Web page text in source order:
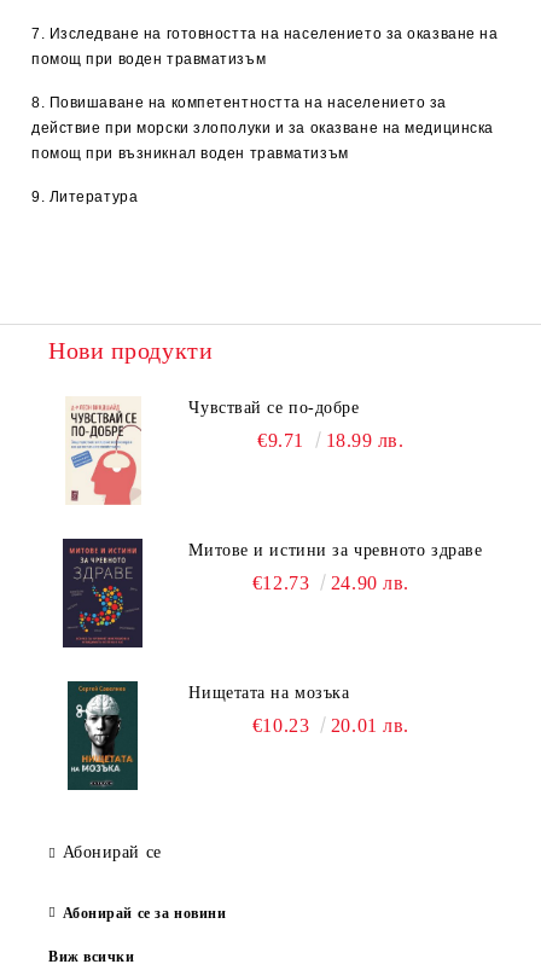
7. Изследване на готовността на населението за оказване на
помощ при воден травматизъм
8. Повишаване на компетентността на населението за
действие при морски злополуки и за оказване на медицинска
помощ при възникнал воден травматизъм
9. Литература
Нови продукти
Чувствай се по-добре
€9.71 18.99 лв.
Митове и истини за чревното здраве
€12.73 24.90 лв.
Нищетата на мозъка
€10.23 20.01 лв.
Абонирай се
Абонирай се за новини
Виж всички